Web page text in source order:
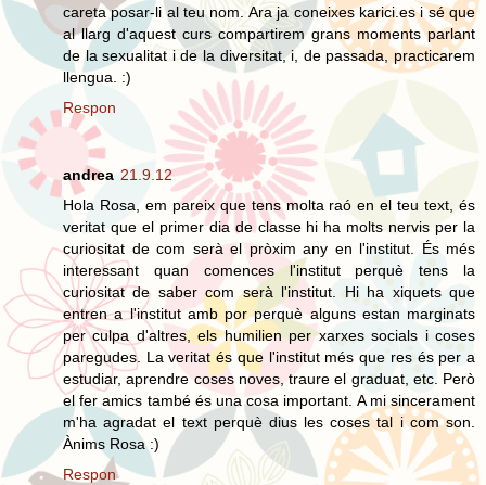
careta posar-li al teu nom. Ara ja coneixes karici.es i sé que
al llarg d'aquest curs compartirem grans moments parlant
de la sexualitat i de la diversitat, i, de passada, practicarem
llengua. :)
Respon
andrea 21.9.12
Hola Rosa, em pareix que tens molta raó en el teu text, és
veritat que el primer dia de classe hi ha molts nervis per la
curiositat de com serà el pròxim any en l'institut. És més
interessant quan comences l'institut perquè tens la
curiositat de saber com serà l'institut. Hi ha xiquets que
entren a l'institut amb por perquè alguns estan marginats
per culpa d'altres, els humilien per xarxes socials i coses
paregudes. La veritat és que l'institut més que res és per a
estudiar, aprendre coses noves, traure el graduat, etc. Però
el fer amics també és una cosa important. A mi sincerament
m'ha agradat el text perquè dius les coses tal i com son.
Ànims Rosa :)
Respon